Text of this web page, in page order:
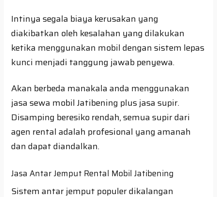
Intinya segala biaya kerusakan yang
diakibatkan oleh kesalahan yang dilakukan
ketika menggunakan mobil dengan sistem lepas
kunci menjadi tanggung jawab penyewa.
Akan berbeda manakala anda menggunakan
jasa sewa mobil Jatibening plus jasa supir.
Disamping beresiko rendah, semua supir dari
agen rental adalah profesional yang amanah
dan dapat diandalkan.
Jasa Antar Jemput Rental Mobil Jatibening
Sistem antar jemput populer dikalangan